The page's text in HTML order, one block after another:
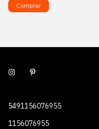
Comprar
5491156076955
1156076955